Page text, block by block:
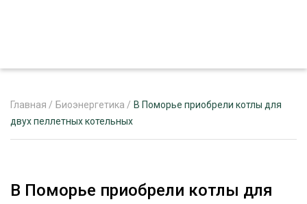
РЕКЛАМОДАТЕЛЯМ
Главная / Биоэнергетика / В Поморье приобрели котлы для
двух пеллетных котельных
В Поморье приобрели котлы для